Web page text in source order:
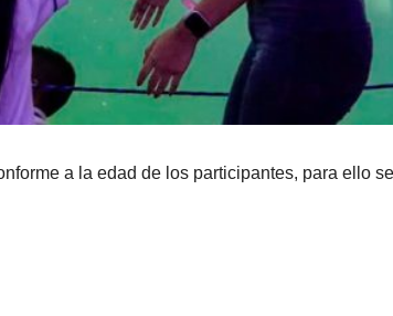
a la edad de los participantes, para ello se